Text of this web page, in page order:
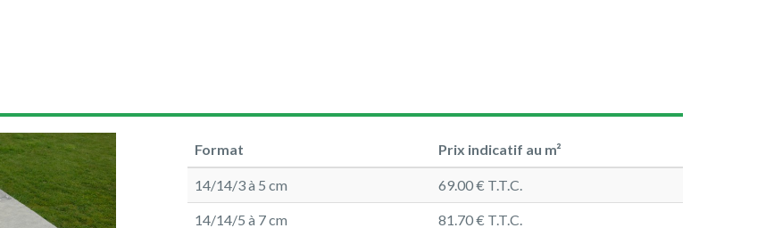
Format Prix indicatif au m²
14/14/3 à 5 cm 69.00 € T.T.C.
14/14/5 à 7 cm 81.70 € T.T.C.